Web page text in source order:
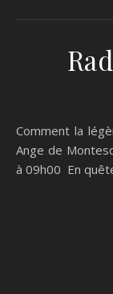
Comment la légèreté peut-elle nous apaiser ? Par Marie-
Ange de
à 09h00 En